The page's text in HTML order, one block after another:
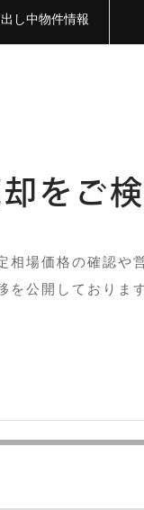
し中物件情報
をご
相場価格の確認や
を公開しておりま